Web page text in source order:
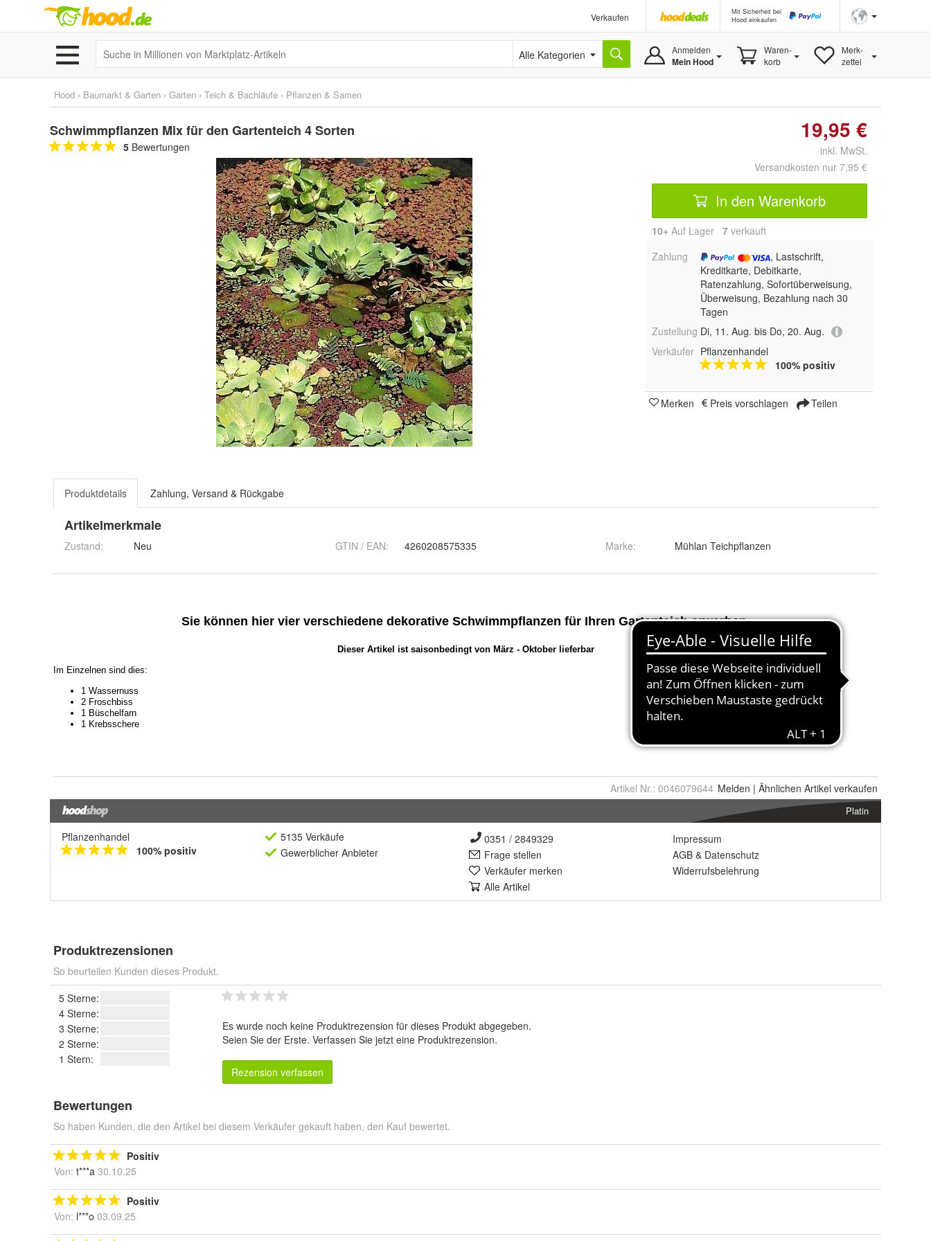
Verkaufen
Mit Sicherheit bei
Hood einkaufen
Alle Kategorien Anmelden
Mein Hood
Waren-
korb
Merk-
zettel
Hood › Baumarkt & Garten › Garten › Teich & Bachläufe › Pflanzen & Samen
Schwimmpflanzen Mix für den Gartenteich 4 Sorten
5 Bewertungen
19,95 €
inkl. MwSt.
Versandkosten nur 7,95 €
In den Warenkorb
10+ Auf Lager 7 verkauft
Zahlung
, Lastschrift,
Kreditkarte, Debitkarte,
Ratenzahlung, Sofortüberweisung,
Überweisung, Bezahlung nach 30
Tagen
Zustellung Di, 11. Aug. bis Do, 20. Aug.
Verkäufer Pflanzenhandel
100% positiv
Merken Preis vorschlagen Teilen
Produktdetails Zahlung, Versand & Rückgabe
Artikelmerkmale
Zustand: Neu GTIN / EAN: 4260208575335 Marke: Mühlan Teichpflanzen
Artikel Nr.: 0046079644 Melden | Ähnlichen Artikel verkaufen
Platin
Pflanzenhandel
100% positiv
5135 Verkäufe
Gewerblicher Anbieter
0351 / 2849329
Frage stellen
Verkäufer merken
Alle Artikel
Impressum
AGB & Datenschutz
Widerrufsbelehrung
Produktrezensionen
So beurteilen Kunden dieses Produkt.
5 Sterne:
4 Sterne:
3 Sterne:
2 Sterne:
1 Stern:
Es wurde noch keine Produktrezension für dieses Produkt abgegeben.
Seien Sie der Erste. Verfassen Sie jetzt eine Produktrezension.
Rezension verfassen
Bewertungen
So haben Kunden, die den Artikel bei diesem Verkäufer gekauft haben, den Kauf bewertet.
Positiv
Von: t***a 30.10.25
Positiv
Von: l***o 03.09.25